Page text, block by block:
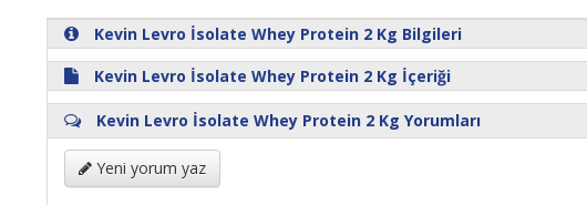
Kevin Levro İsolate Whey Protein 2 Kg Bilgileri
Kevin Levro İsolate Whey Protein 2 Kg İçeriği
Kevin Levro İsolate Whey Protein 2 Kg Yorumları
Yeni yorum yaz